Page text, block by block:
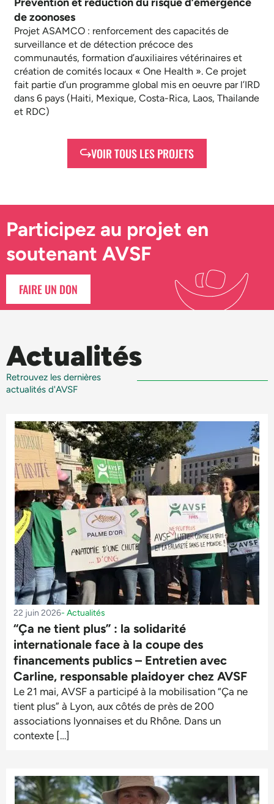
de zoonoses
Projet ASAMCO : renforcement des capacités de
surveillance et de détection précoce des
communautés, formation d’auxiliaires vétérinaires et
création de comités locaux « One Health ». Ce projet
fait partie d’un programme global mis en oeuvre par l’IRD
dans 6 pays (Haiti, Mexique, Costa-Rica, Laos, Thailande
et RDC)
VOIR TOUS LES PROJETS
Participez au projet en
soutenant AVSF
FAIRE UN DON
Actualités
Retrouvez les dernières
actualités d'AVSF
22 juin 2026- Actualités
“Ça ne tient plus” : la solidarité
internationale face à la coupe des
financements publics – Entretien avec
Carline, responsable plaidoyer chez AVSF
Le 21 mai, AVSF a participé à la mobilisation “Ça ne
tient plus” à Lyon, aux côtés de près de 200
associations lyonnaises et du Rhône. Dans un
contexte […]